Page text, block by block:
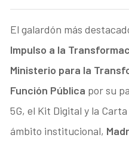
El galardón más
Impulso a la
Ministerio para la
Función Pública por su
5G, el Kit Digital y la
ámbito institucional,